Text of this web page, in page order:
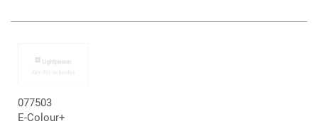
077503
E-Colour+